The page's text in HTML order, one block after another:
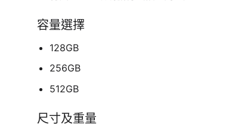
容量選擇
128GB
256GB
512GB
尺寸及重量